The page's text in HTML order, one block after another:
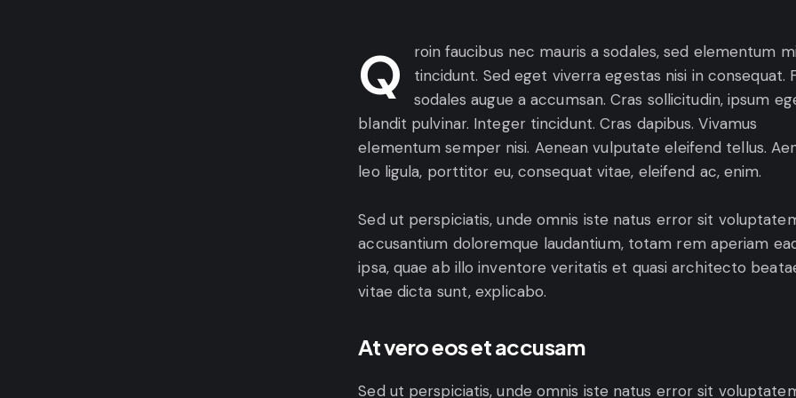
Qroin faucibus nec mauris a sodales, sed elementum mi
tincidunt. Sed eget viverra egestas nisi in consequat.
sodales augue a accumsan. Cras sollicitudin, ipsum
blandit pulvinar. Integer tincidunt. Cras dapibus. Vivamus
elementum semper nisi. Aenean vulputate eleifend tellus.
leo ligula, porttitor eu, consequat vitae, eleifend ac, enim.
Sed ut perspiciatis, unde omnis iste natus error sit
accusantium doloremque laudantium, totam rem aperiam
ipsa, quae ab illo inventore veritatis et quasi architecto
vitae dicta sunt, explicabo.
At vero eos et accusam
Sed ut perspiciatis, unde omnis iste natus error sit